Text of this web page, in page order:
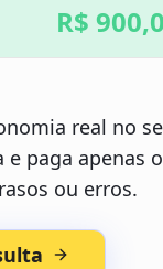
R$
real no
paga apenas
ou erros.